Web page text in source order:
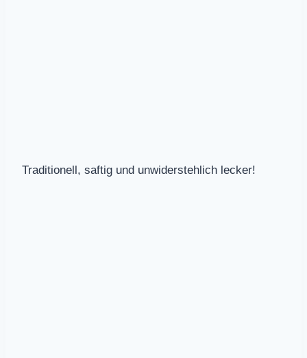
Traditionell, saftig und unwiderstehlich lecker!